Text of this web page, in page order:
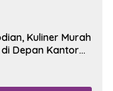
Kuliner Murah
Depan Kantor